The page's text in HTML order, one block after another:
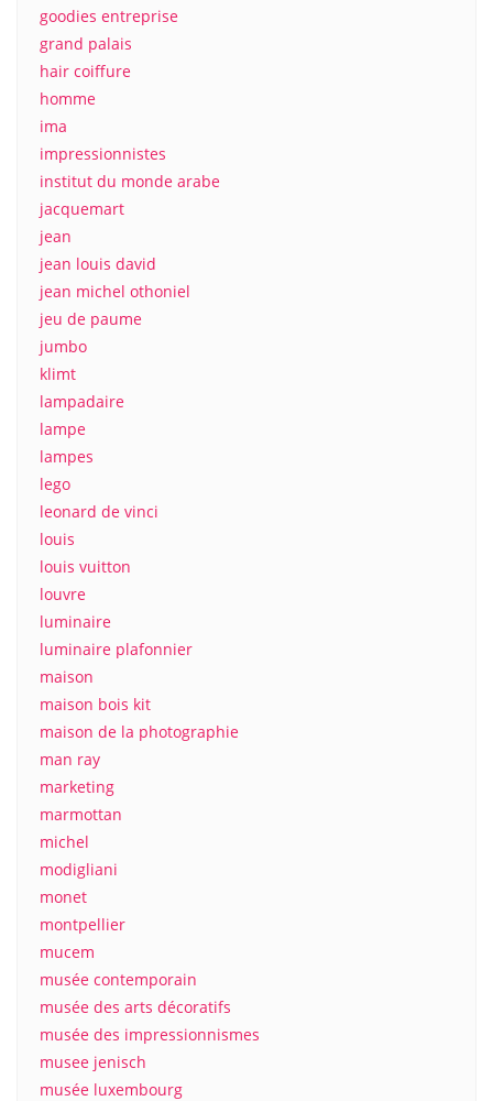
goodies entreprise
grand palais
hair coiffure
homme
ima
impressionnistes
institut du monde arabe
jacquemart
jean
jean louis david
jean michel othoniel
jeu de paume
jumbo
klimt
lampadaire
lampe
lampes
lego
leonard de vinci
louis
louis vuitton
louvre
luminaire
luminaire plafonnier
maison
maison bois kit
maison de la photographie
man ray
marketing
marmottan
michel
modigliani
monet
montpellier
mucem
musée contemporain
musée des arts décoratifs
musée des impressionnismes
musee jenisch
musée luxembourg